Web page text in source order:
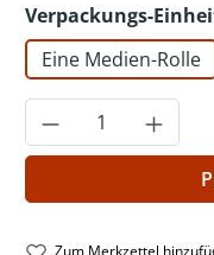
Verpackungs-
Eine Medien-Rolle
Produkt
Zum Merkzettel